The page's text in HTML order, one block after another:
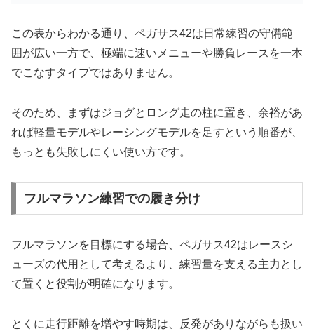
この表からわかる通り、ペガサス42は日常練習の守備範
囲が広い一方で、極端に速いメニューや勝負レースを一本
でこなすタイプではありません。
そのため、まずはジョグとロング走の柱に置き、余裕があ
れば軽量モデルやレーシングモデルを足すという順番が、
もっとも失敗しにくい使い方です。
フルマラソン練習での履き分け
フルマラソンを目標にする場合、ペガサス42はレースシ
ューズの代用として考えるより、練習量を支える主力とし
て置くと役割が明確になります。
とくに走行距離を増やす時期は、反発がありながらも扱い